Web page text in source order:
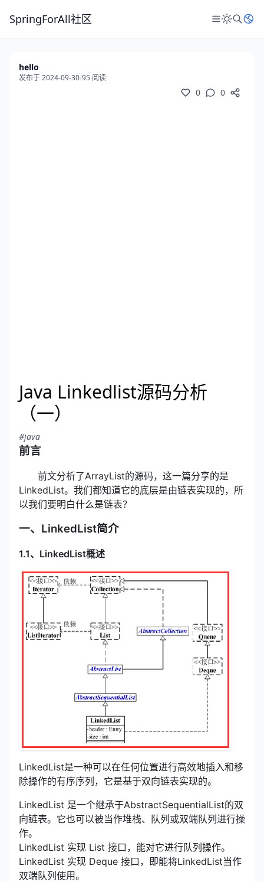
SpringForAll社区
hello
发布于 2024-09-30/95 阅读
0 0
Java Linkedlist源码分析
（一）
#java
前言
前文分析了ArrayList的源码，这一篇分享的是
LinkedList。我们都知道它的底层是由链表实现的，所
以我们要明白什么是链表？
一、LinkedList简介
1.1、LinkedList概述
LinkedList是一种可以在任何位置进行高效地插入和移
除操作的有序序列，它是基于双向链表实现的。
LinkedList 是一个继承于AbstractSequentialList的双
向链表。它也可以被当作堆栈、队列或双端队列进行操
作。
LinkedList 实现 List 接口，能对它进行队列操作。
LinkedList 实现 Deque 接口，即能将LinkedList当作
双端队列使用。